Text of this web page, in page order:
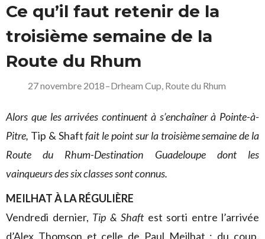
Ce qu’il faut retenir de la
troisième semaine de la
Route du Rhum
27 novembre 2018–Drheam Cup, Route du Rhum
Alors que les arrivées continuent à s’enchaîner à Pointe-à-
Pitre, Tip & Shaftfait le point sur la troisième semaine de la
Route du Rhum-Destination Guadeloupe dont les
vainqueurs des six classes sont connus.
MEILHAT À LA RÉGULIÈRE
Vendredi dernier, Tip & Shaftest sorti entre l’arrivée
d’Alex Thomson et celle de Paul Meilhat ; du coup,